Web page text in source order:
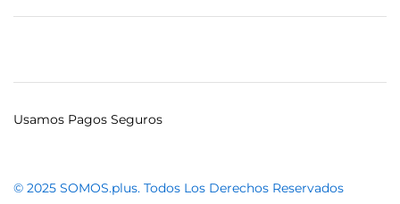
© 2025 SOMOS.plus. Todos Los Derechos Reservados
Usamos Pagos Seguros